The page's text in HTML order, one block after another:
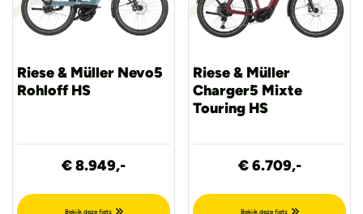
Riese & Müller Nevo5
Rohloff HS
€ 8.949,-
Bekijk deze fiets
Riese & Müller
Charger5 Mixte
Touring HS
€ 6.709,-
Bekijk deze fiets